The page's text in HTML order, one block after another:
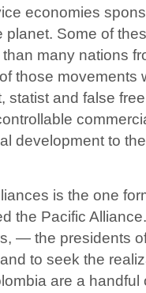
economies
planet. Some of
many nations
those movements
statist and false
development to
is the one
the Pacific
— the presidents
to seek the
are a handful